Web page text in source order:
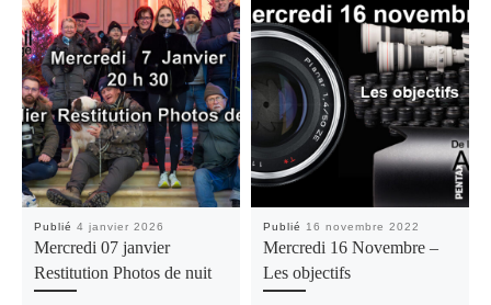
Publié4 janvier 2026
Mercredi 07 janvier
Restitution Photos de nuit
Publié 16 novembre 2022
Mercredi 16 Novembre –
Les objectifs